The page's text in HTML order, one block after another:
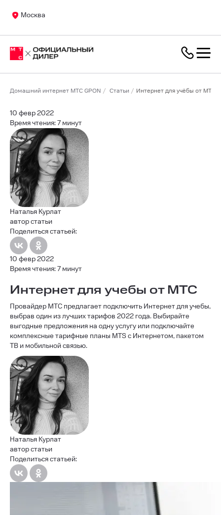
Москва
Домашний интернет МТС GPON Статьи Интернет для учёбы от МТС
10 февр 2022
Время чтения: 7 минут
Наталья Курлат
автор статьи
Поделиться статьей:
10 февр 2022
Время чтения: 7 минут
Интернет для учебы от МТС
Провайдер МТС предлагает подключить Интернет для учебы,
выбрав один из лучших тарифов 2022 года. Выбирайте
выгодные предложения на одну услугу или подключайте
комплексные тарифные планы MTS с Интернетом, пакетом
ТВ и мобильной связью.
Наталья Курлат
автор статьи
Поделиться статьей: